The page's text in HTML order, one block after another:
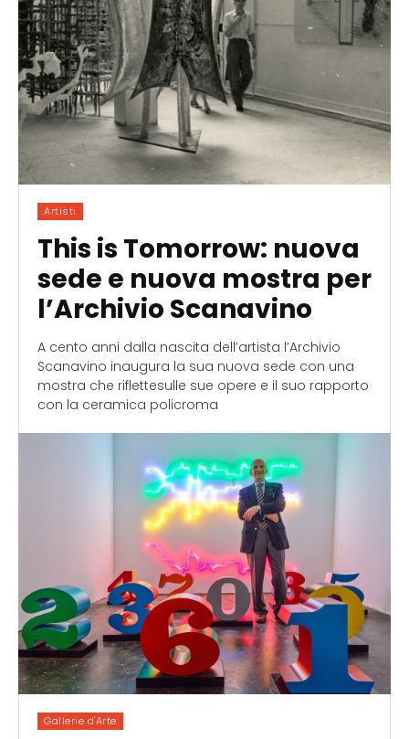
Artisti
This is Tomorrow: nuova
sede e nuova mostra per
l’Archivio Scanavino
A cento anni dalla nascita dell’artista l’Archivio
Scanavino inaugura la sua nuova sede con una
mostra che riflettesulle sue opere e il suo rapporto
con la ceramica policroma
Gallerie d'Arte